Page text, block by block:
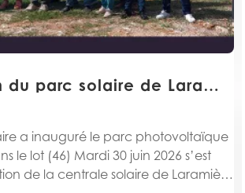
Inauguration du parc solaire de Laramière
a inauguré le parc photovoltaïque
le lot (46) Mardi 30 juin 2026 s’est
de la centrale solaire de Laramière